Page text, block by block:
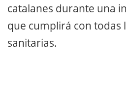
catalanes durante una
que cumplirá con todas
sanitarias.